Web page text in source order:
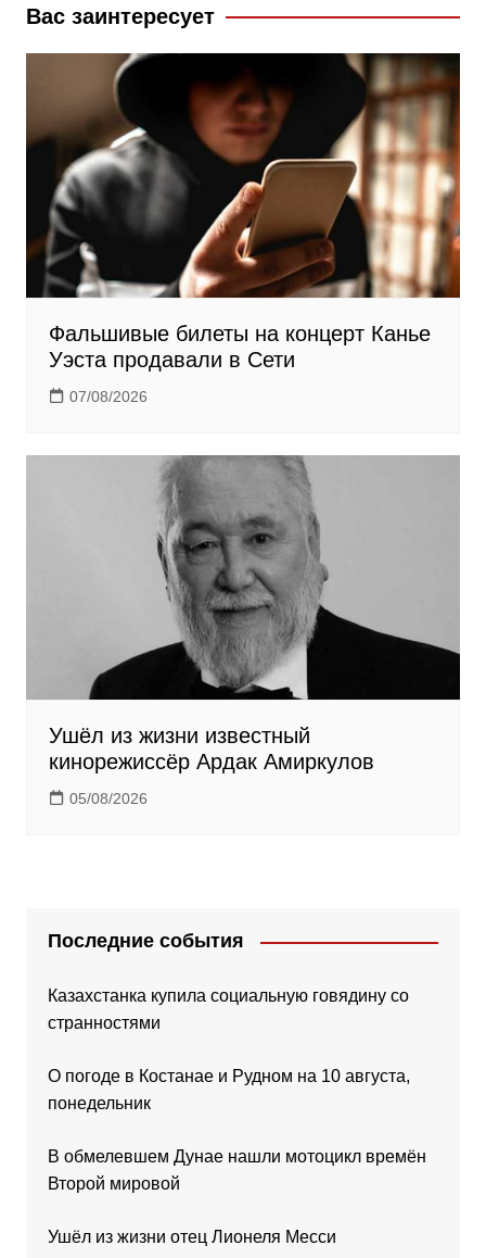
k
s
i
k
i
m
Вас заинтересует
Фальшивые билеты на концерт Канье
Уэста продавали в Сети
07/08/2026
Ушёл из жизни известный
кинорежиссёр Ардак Амиркулов
05/08/2026
Последние события
Казахстанка купила социальную говядину со
странностями
О погоде в Костанае и Рудном на 10 августа,
понедельник
В обмелевшем Дунае нашли мотоцикл времён
Второй мировой
Ушёл из жизни отец Лионеля Месси